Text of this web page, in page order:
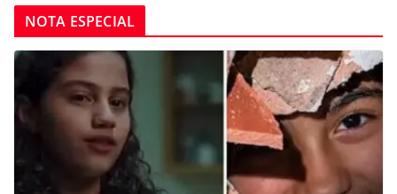
NOTA ESPECIAL